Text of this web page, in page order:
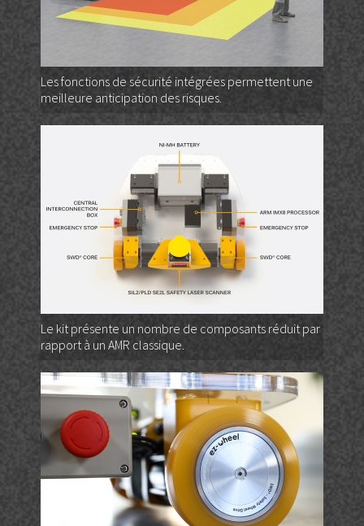
Les fonctions de sécurité intégrées permettent une
meilleure anticipation des risques.
Le kit présente un nombre de composants réduit par
rapport à un AMR classique.